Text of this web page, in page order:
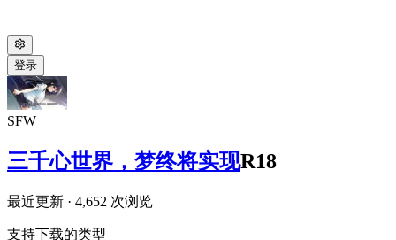
登录
SFW
三千心世界，梦终将实现R18
最近更新 · 4,652 次浏览
支持下载的类型